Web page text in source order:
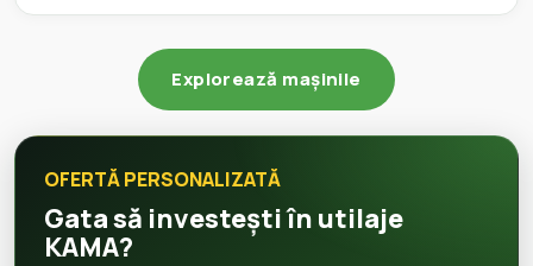
Explorează mașinile
OFERTĂ PERSONALIZATĂ
Gata să investești în utilaje
KAMA?